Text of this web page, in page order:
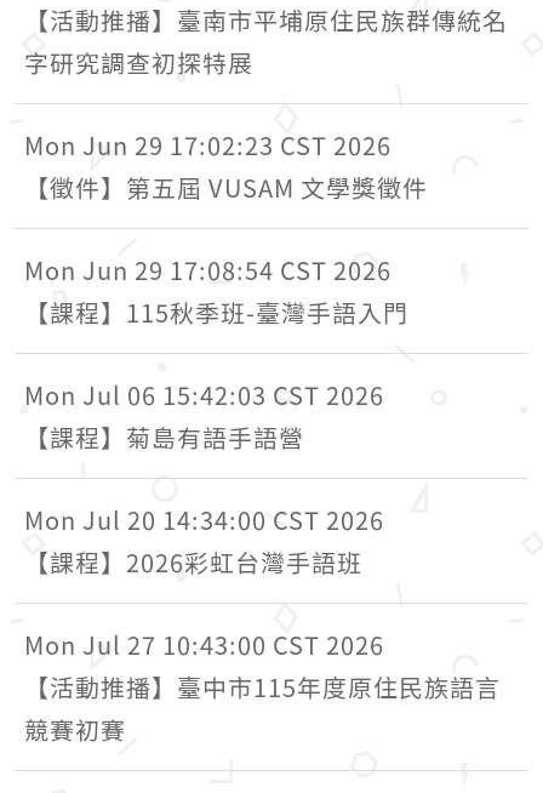
【活動推播】臺南市平埔原住民族群傳統名
字研究調查初探特展
Mon Jun 29 17:02:23 CST 2026
【徵件】第五屆 VUSAM 文學獎徵件
Mon Jun 29 17:08:54 CST 2026
【課程】115秋季班-臺灣手語入門
Mon Jul 06 15:42:03 CST 2026
【課程】菊島有語手語營
Mon Jul 20 14:34:00 CST 2026
【課程】2026彩虹台灣手語班
Mon Jul 27 10:43:00 CST 2026
【活動推播】臺中市115年度原住民族語言
競賽初賽